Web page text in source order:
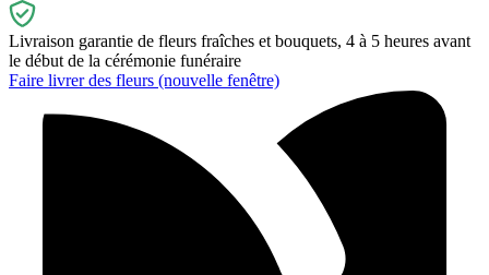
Livraison garantie de fleurs fraîches et bouquets, 4 à 5 heures avant
le début de la cérémonie funéraire
Faire livrer des fleurs (nouvelle fenêtre)